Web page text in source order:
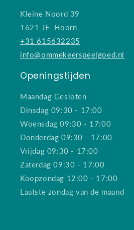
Kleine Noord 39
1621 JE Hoorn
+31 615632235
info@ommekeerspeelgoed.nl
Openingstijden
Maandag Gesloten
Dinsdag 09:30 - 17:00
Woensdag 09:30 - 17:00
Donderdag 09:30 - 17:00
Vrijdag 09:30 - 17:00
Zaterdag 09:30 - 17:00
Koopzondag 12:00 - 17:00
Laatste zondag van de maand